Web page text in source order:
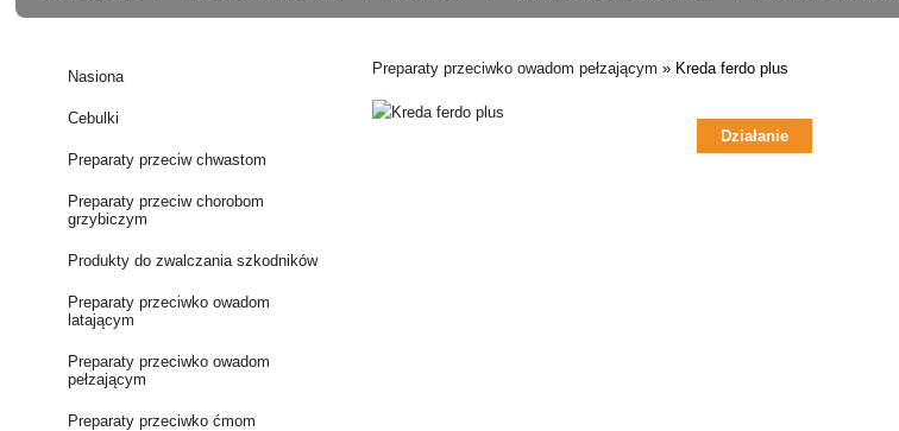
Nasiona
Cebulki
Preparaty przeciw chwastom
Preparaty przeciw chorobom
grzybiczym
Produkty do zwalczania szkodników
Preparaty przeciwko owadom
latającym
Preparaty przeciwko owadom
pełzającym
Preparaty przeciwko ćmom
Preparaty przeciwko owadom pełzającym » Kreda ferdo plus
Działanie